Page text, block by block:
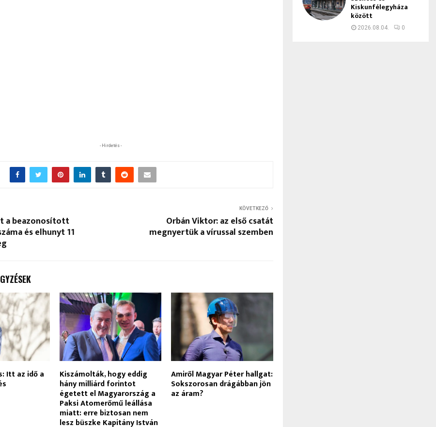
- Hirdetés -
a beazonosított
és elhunyt 11
KÖVETKEZŐ
Orbán Viktor: az első csatát
megnyertük a vírussal szemben
Itt az idő a Kiszámolták, hogy eddig
hány milliárd forintot
égetett el Magyarország a
Paksi Atomerőmű leállása
miatt: erre biztosan nem
lesz büszke Kapitány István
Amiről Magyar Péter hallgat:
Sokszorosan drágábban jön
az áram?
Kiskunfélegyháza
között
2026.08.04. 0